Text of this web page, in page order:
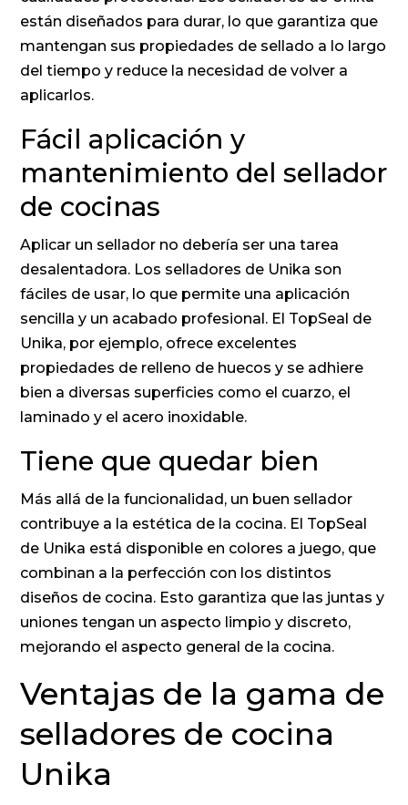
están diseñados para durar, lo que garantiza que
mantengan sus propiedades de sellado a lo largo
del tiempo y reduce la necesidad de volver a
aplicarlos.
Fácil aplicación y
mantenimiento del sellador
de cocinas
Aplicar un sellador no debería ser una tarea
desalentadora. Los selladores de Unika son
fáciles de usar, lo que permite una aplicación
sencilla y un acabado profesional. El TopSeal de
Unika, por ejemplo, ofrece excelentes
propiedades de relleno de huecos y se adhiere
bien a diversas superficies como el cuarzo, el
laminado y el acero inoxidable.
Tiene que quedar bien
Más allá de la funcionalidad, un buen sellador
contribuye a la estética de la cocina. El TopSeal
de Unika está disponible en colores a juego, que
combinan a la perfección con los distintos
diseños de cocina. Esto garantiza que las juntas y
uniones tengan un aspecto limpio y discreto,
mejorando el aspecto general de la cocina.
Ventajas de la gama de
selladores de cocina
Unika